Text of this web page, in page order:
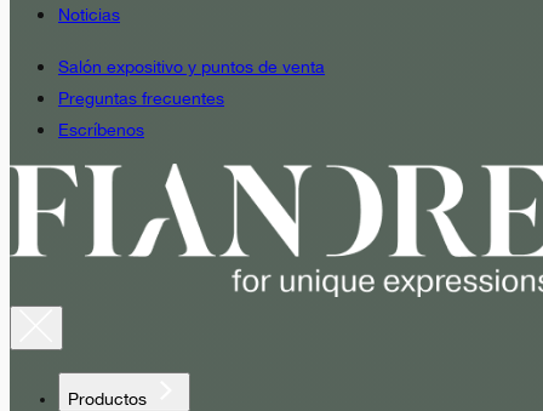
Noticias
Salón expositivo y puntos de venta
Preguntas frecuentes
Escríbenos
Productos